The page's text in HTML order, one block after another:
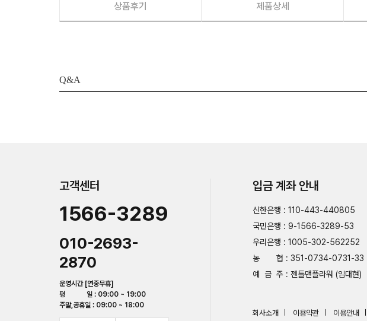
상품후기 제품상세
Q&A
고객센터
1566-3289
010-2693-
2870
운영시간 [연중무휴]
평 일 : 09:00 ~ 19:00
주말,공휴일 : 09:00 ~ 18:00
입금 계좌 안내
신한은행 : 110-443-440805
국민은행 : 9-1566-3289-53
우리은행 : 1005-302-562252
농 협 : 351-0734-0731-33
예 금 주 : 젠틀맨플라워 (임대현)
회사소개 이용약관 이용안내